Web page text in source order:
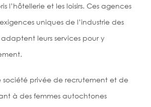
l’hôtellerie et les loisirs. Ces agences
uniques de l’industrie des
leurs services pour y
société privée de recrutement et de
à des femmes autochtones